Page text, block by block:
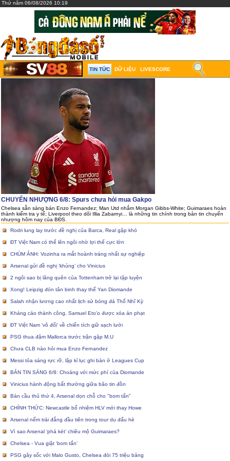
Thứ năm 06/08/2026 10:19
TIN TỨC DỮ LIỆU LIVESCORE
CHUYỂN NHƯỢNG 6/8: Spurs chưa hỏi mua Gakpo
Chelsea sẵn sàng bán Enzo Fernandez; Man Utd nhắm Morgan Gibbs-White; Guimaraes hoàn
thành kiểm tra y tế; Liverpool theo dõi Illia Zabarnyi… là những tin chính trong bản tin chuyển
nhượng hôm nay của BĐS.
Rodri lung lay trước đề nghị của Barca, Real gặp khó
ĐT Việt Nam có thể lên ngôi nhờ lợi thế cực lớn
CHÙM ẢNH: Vozinha ra mắt hoành tráng nhất sự nghiệp
Arsenal gửi đề nghị ‘khủng’ cho Vinicius
2 ngôi sao bị lãng quên của Tottenham trở lại tập luyện
Xong! Leipzig đón tân binh thay thế Yan Diomande
Salah nhận lương cao nhất lịch sử bóng đá Thổ Nhĩ Kỳ
Kháng cáo thành công, Samuel Eto’o được xóa án phạt
ĐT Việt Nam ‘vô đối’ về chiến tích giữ sạch lưới
PSG thua đậm Mallorca trước trận gặp M.U
Chưa CLB nào hỏi mua Enzo Fernandez
Messi tỏa sáng rực rỡ, lập kỉ lục ghi bàn ở Leagues Cup
BẢN TIN SÁNG 6/8: Choáng với mức phí của Diomande
Vinicius hành động bất thường giữa bão tin đồn
Bán cầu thủ thứ 4, Arsenal dọn chỗ cho "bom tấn"
CHÍNH THỨC: Newcastle bổ nhiệm HLV mới thay Howe
Arsenal nếm trái đắng đầu tiên trong tour du đấu hè
Vì sao Arsenal ‘phá két’ chiêu mộ Guimaraes?
Chelsea - Vua giật ‘bom tấn’
PSG gây sốc với Malo Gusto, Chelsea đòi 75 triệu bảng